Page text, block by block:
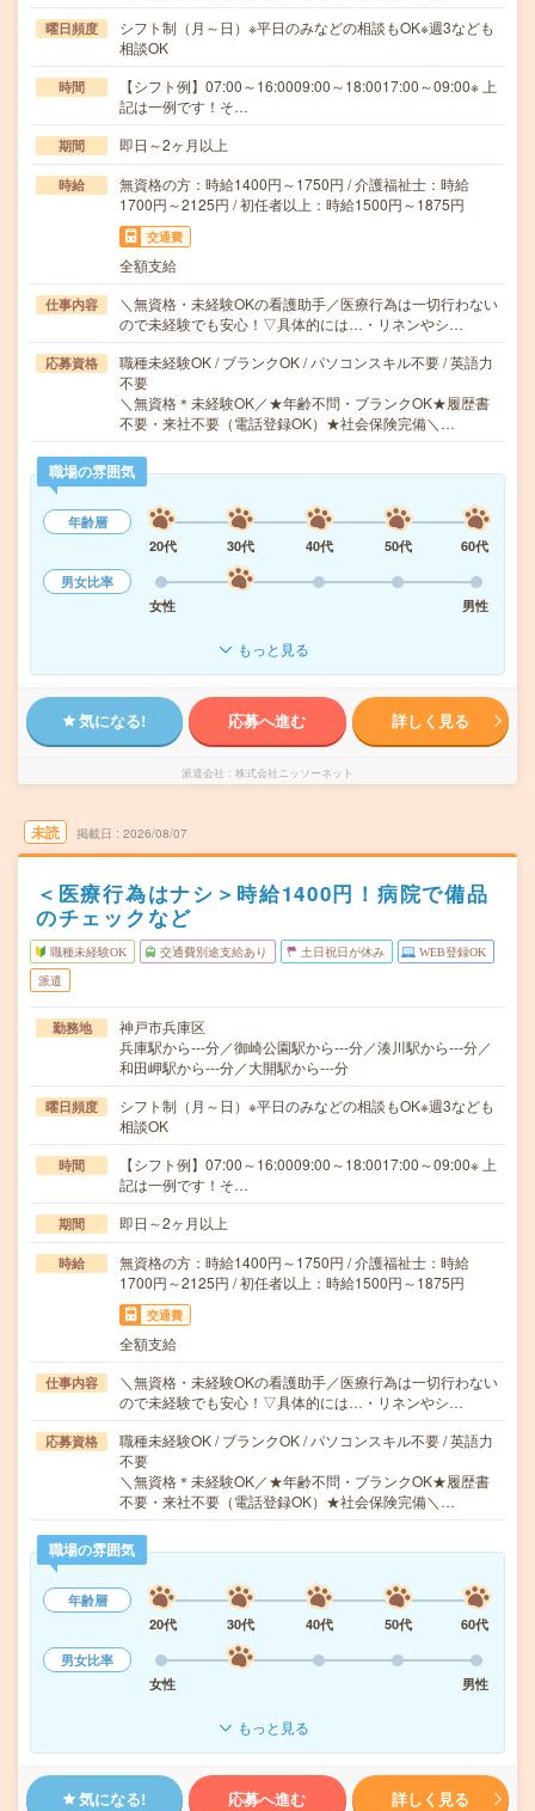
曜日頻度
シフト制（月～日）※平日のみなどの相談もOK※週3なども
相談OK
時間
【シフト例】07:00～16:0009:00～18:0017:00～09:00※ 上
記は一例です！そ…
期間 即日～2ヶ月以上
時給
無資格の方：時給1400円～1750円 / 介護福祉士：時給
1700円～2125円 / 初任者以上：時給1500円～1875円
交通費
全額支給
仕事内容
＼無資格・未経験OKの看護助手／医療行為は一切行わない
ので未経験でも安心！▽具体的には…・リネンやシ…
応募資格
職種未経験OK / ブランクOK / パソコンスキル不要 / 英語力
不要
＼無資格＊未経験OK／★年齢不問・ブランクOK★履歴書
不要・来社不要（電話登録OK）★社会保険完備＼…
職場の雰囲気
年齢層
20代
30代 40代 50代
60代
男女比率
女性
男性
もっと見る
気になる! 応募へ進む 詳しく見る
派遣会社 株式会社ニッソーネット
未読 掲載日 2026/08/07
＜医療行為はナシ＞時給1400円！病院で備品
のチェックなど
職種未経験OK 交通費別途支給あり 土日祝日が休み WEB登録OK
派遣
勤務地
神戸市兵庫区
兵庫駅から---分／御崎公園駅から---分／湊川駅から---分／
和田岬駅から---分／大開駅から---分
曜日頻度
シフト制（月～日）※平日のみなどの相談もOK※週3なども
相談OK
時間
【シフト例】07:00～16:0009:00～18:0017:00～09:00※ 上
記は一例です！そ…
期間 即日～2ヶ月以上
時給
無資格の方：時給1400円～1750円 / 介護福祉士：時給
1700円～2125円 / 初任者以上：時給1500円～1875円
交通費
全額支給
仕事内容
＼無資格・未経験OKの看護助手／医療行為は一切行わない
ので未経験でも安心！▽具体的には…・リネンやシ…
応募資格
職種未経験OK / ブランクOK / パソコンスキル不要 / 英語力
不要
＼無資格＊未経験OK／★年齢不問・ブランクOK★履歴書
不要・来社不要（電話登録OK）★社会保険完備＼…
職場の雰囲気
年齢層
20代
30代 40代 50代
60代
男女比率
女性
男性
もっと見る
気になる! 応募へ進む 詳しく見る